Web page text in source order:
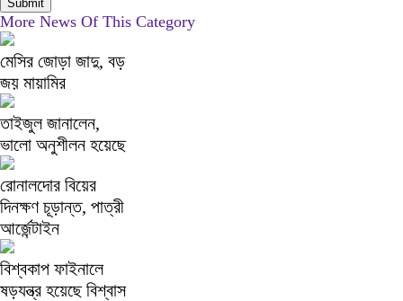
More News Of This Category
মেসির জোড়া জাদু, বড়
জয় মায়ামির
তাইজুল জানালেন,
ভালো অনুশীলন হয়েছে
রোনালদোর বিয়ের
দিনক্ষণ চূড়ান্ত, পাত্রী
আর্জেন্টাইন
বিশ্বকাপ ফাইনালে
ষড়যন্ত্র হয়েছে বিশ্বাস